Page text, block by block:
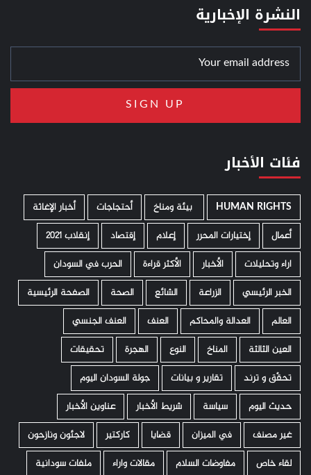
النشرة الإخبارية
فئات الأخبار
HUMAN RIGHTS ­ بيئة ومناخ أحتجاجات
أخبار الإغاثة
أعمال
إختيارات المحرر إعلام إقتصاد
إنقلاب 2021
اراء وتحليلات
الأخبار الأكثر قراءة
الحرب في السودان
الخبر الرئيسي
الزراعة الشائع الصحة
الصفحة الرئيسية
العالم
العدالة والمحاكم العنف
العنف الجنسي
العين الثالثة
المناخ النوع الهجرة
تحقيقات
تحقّق و ترند
تقارير و بيانات
جولة السودان اليوم
حديث اليوم
سياسة شريط الأخبار
عناوين الأخبار
غير مصنف
في الميزان قضايا كاركتير
لاجئون ونازحون
لقاء خاص
مفاوضات السلام مقالات واراء ملفات سودانية